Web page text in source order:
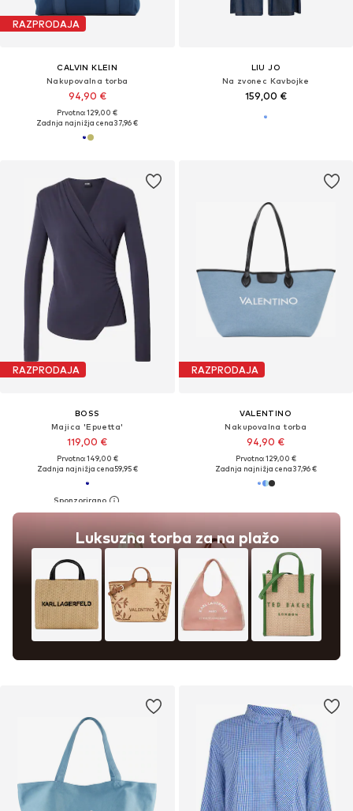
RAZPRODAJA
CALVIN KLEIN
Nakupovalna torba
94,90 €
Prvotno: 129,00 €
Zadnja najnižja cena37,96 €
LIU JO
Na zvonec Kavbojke
159,00 €
RAZPRODAJA
BOSS
Majica 'Epuetta'
119,00 €
Prvotno: 149,00 €
Zadnja najnižja cena59,95 €
Luksuzna torba za na plažo
RAZPRODAJA
VALENTINO
Nakupovalna torba
94,90 €
Prvotno: 129,00 €
Zadnja najnižja cena37,96 €